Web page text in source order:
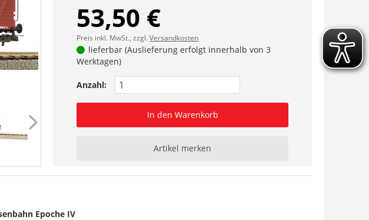
53,50 €
Preis inkl. MwSt., zzgl.Versandkosten
lieferbar (Auslieferung erfolgt innerhalb von 3
Werktagen)
Anzahl:
In den Warenkorb
Artikel merken
Epoche IV